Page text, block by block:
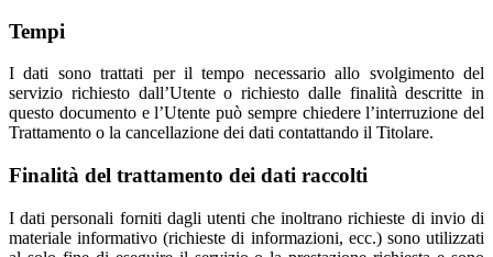
Tempi
I dati sono trattati per il tempo necessario allo svolgimento del
servizio richiesto dall’Utente o richiesto dalle finalità descritte in
questo documento e l’Utente può sempre chiedere l’interruzione del
Trattamento o la cancellazione dei dati contattando il Titolare.
Finalità del trattamento dei dati raccolti
I dati personali forniti dagli utenti che inoltrano richieste di invio di
materiale informativo (richieste di informazioni, ecc.) sono utilizzati